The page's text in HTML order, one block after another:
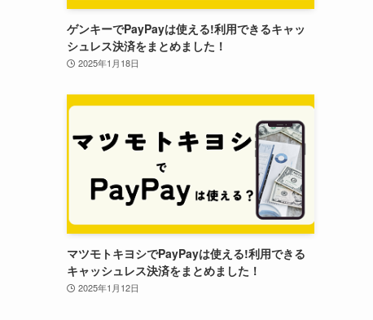
ゲンキーでPayPayは使える!利用できるキャッ
シュレス決済をまとめました！
2025年1月18日
マツモトキヨシでPayPayは使える!利用できる
キャッシュレス決済をまとめました！
2025年1月12日